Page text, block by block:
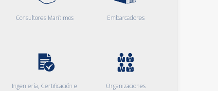
Consultores Marítimos Embarcadores
Ingeniería, Certificación e
Organizaciones